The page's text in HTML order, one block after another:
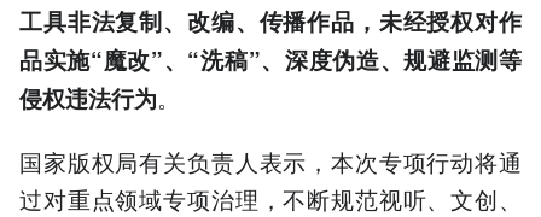
工具非法复制、改编、传播作品，未经授权对作
品实施“魔改”、“洗稿”、深度伪造、规避监测等
侵权违法行为。
国家版权局有关负责人表示，本次专项行动将通
过对重点领域专项治理，不断规范视听、文创、